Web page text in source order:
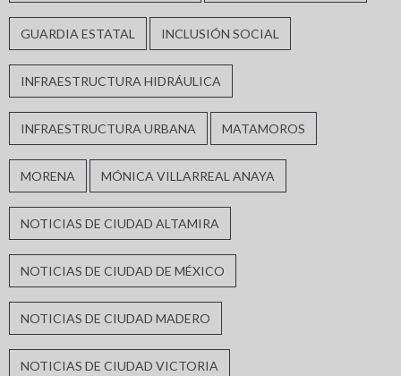
GUARDIA ESTATAL INCLUSIÓN SOCIAL
INFRAESTRUCTURA HIDRÁULICA
INFRAESTRUCTURA URBANA MATAMOROS
MORENA MÓNICA VILLARREAL ANAYA
NOTICIAS DE CIUDAD ALTAMIRA
NOTICIAS DE CIUDAD DE MÉXICO
NOTICIAS DE CIUDAD MADERO
NOTICIAS DE CIUDAD VICTORIA